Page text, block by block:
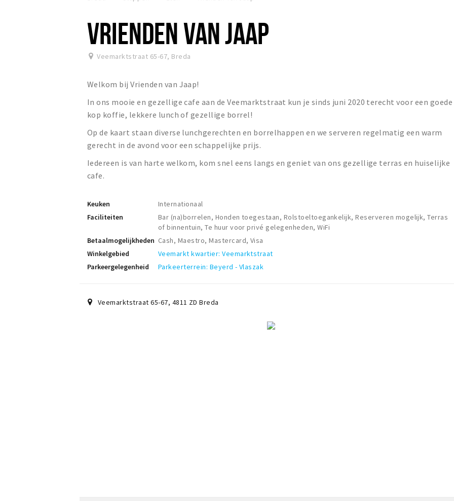
VRIENDEN VAN JAAP
Veemarktstraat 65-67, Breda
Welkom bij Vrienden van Jaap!
In ons mooie en gezellige cafe aan de Veemarktstraat kun je sinds juni 2020 terecht voor een goede
kop koffie, lekkere lunch of gezellige borrel!
Op de kaart staan diverse lunchgerechten en borrelhappen en we serveren regelmatig een warm
gerecht in de avond voor een schappelijke prijs.
Iedereen is van harte welkom, kom snel eens langs en geniet van ons gezellige terras en huiselijke
cafe.
Keuken
Internationaal
Faciliteiten
Bar (na)borrelen, Honden toegestaan, Rolstoeltoegankelijk, Reserveren mogelijk, Terras
of binnentuin, Te huur voor privé gelegenheden, WiFi
Betaalmogelijkheden Cash, Maestro, Mastercard, Visa
Winkelgebied
Veemarkt kwartier: Veemarktstraat
Parkeergelegenheid
Parkeerterrein: Beyerd - Vlaszak
Veemarktstraat 65-67, 4811 ZD Breda